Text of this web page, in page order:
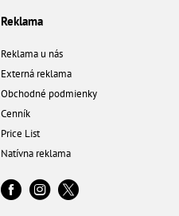
Reklama
Reklama u nás
Externá reklama
Obchodné podmienky
Cenník
Price List
Natívna reklama